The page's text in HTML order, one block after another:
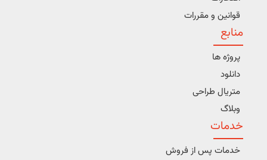
قوانین و مقررات
منابع
پروژه ها
دانلود
متریال طراحی
وبلاگ
خدمات
خدمات پس از فروش